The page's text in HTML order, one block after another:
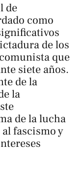
de
como
de los
que
siete años.
de la
la
de la lucha
fascismo y